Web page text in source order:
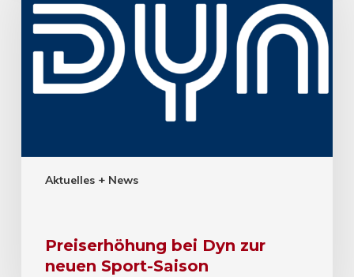
Aktuelles + News
Preiserhöhung bei Dyn zur
neuen Sport-Saison